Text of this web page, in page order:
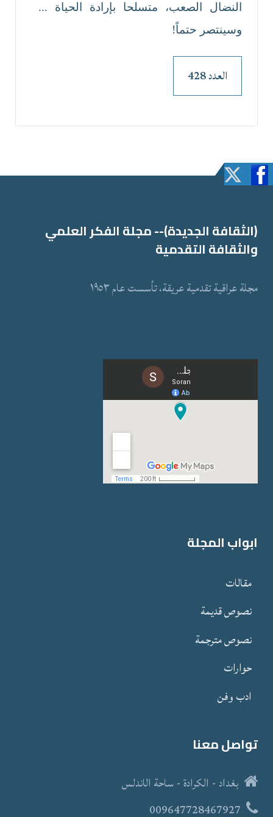
النضال الصعب، متسلحا بإرادة الحياة ...
وسينتصر حتماً!
العدد 428
(الثقافة الجدیدة)-- مجلة الفكر العلمي
والثقافة التقدمیة
مجلة عراقیة تقدمیة عریقة، تأسست عام ١٩٥٣
ابواب المجلة
مقالات
نصوص قدیمة
نصوص مترجمة
حوارات
ادب وفن
تواصل معنا
بغداد - الكرادة - ساحة الاندلس
009647728467927